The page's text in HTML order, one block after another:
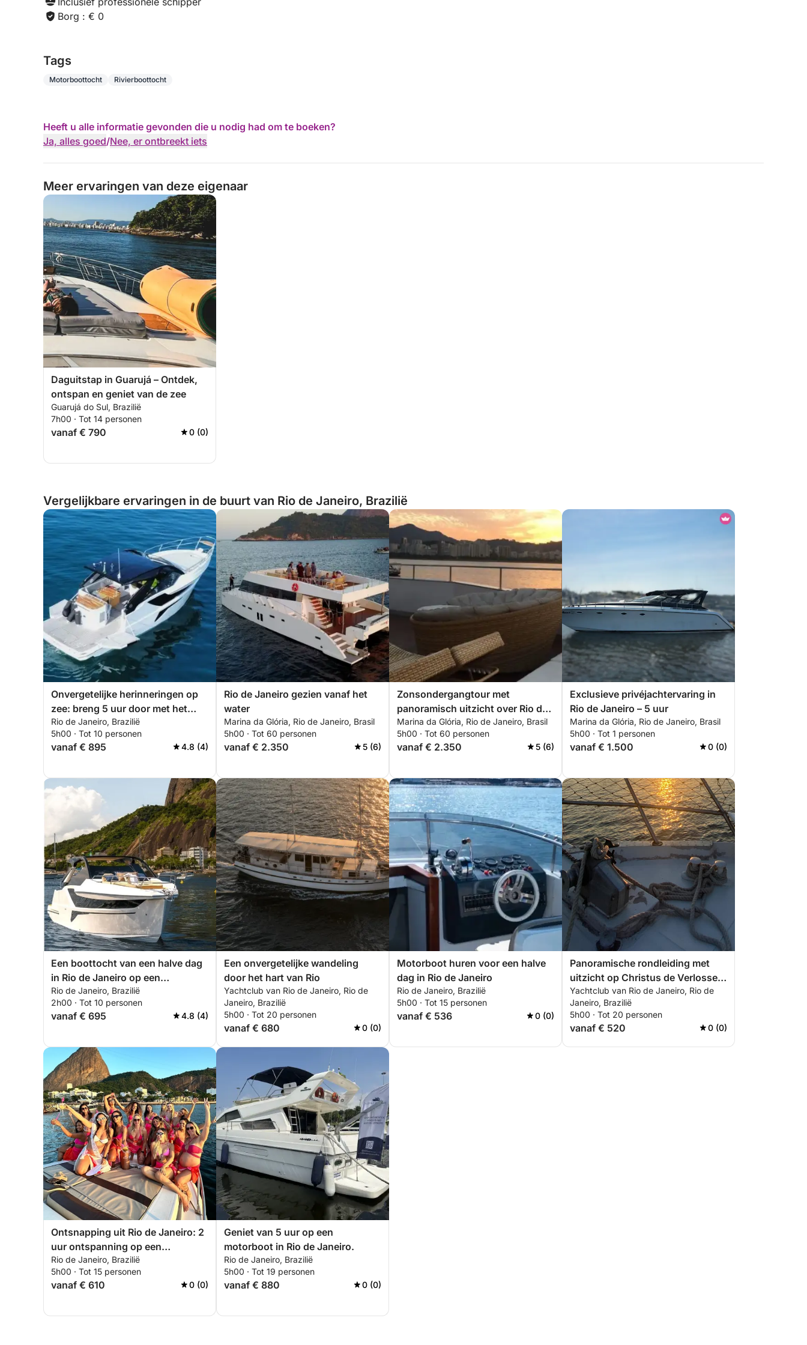
Borg : € 0
Tags
Motorboottocht Rivierboottocht
Heeft u alle informatie gevonden die u nodig had om te boeken?
Ja, alles goed/Nee, er ontbreekt iets
Meer ervaringen van deze eigenaar
Daguitstap in Guarujá – Ontdek,
ontspan en geniet van de zee
Guarujá do Sul, Brazilië
7h00 · Tot 14 personen
vanaf € 790 0 (0)
Vergelijkbare ervaringen in de buurt van Rio de Janeiro, Brazilië
Onvergetelijke herinneringen op
zee: breng 5 uur door met het
verkennen van Rio de Janeiro.
Rio de Janeiro, Brazilië
5h00 · Tot 10 personen
vanaf € 895 4.8 (4)
Rio de Janeiro gezien vanaf het
water
Marina da Glória, Rio de Janeiro, Brasil
5h00 · Tot 60 personen
vanaf € 2.350 5 (6)
Zonsondergangtour met
panoramisch uitzicht over Rio de
Janeiro (alleen voor groepen)
Marina da Glória, Rio de Janeiro, Brasil
5h00 · Tot 60 personen
vanaf € 2.350 5 (6)
Exclusieve privéjachtervaring in
Rio de Janeiro – 5 uur
Marina da Glória, Rio de Janeiro, Brasil
5h00 · Tot 1 personen
vanaf € 1.500 0 (0)
Een boottocht van een halve dag
in Rio de Janeiro op een
motorboot.
Rio de Janeiro, Brazilië
2h00 · Tot 10 personen
vanaf € 695 4.8 (4)
Een onvergetelijke wandeling
door het hart van Rio
Yachtclub van Rio de Janeiro, Rio de
Janeiro, Brazilië
5h00 · Tot 20 personen
vanaf € 680 0 (0)
Motorboot huren voor een halve
dag in Rio de Janeiro
Rio de Janeiro, Brazilië
5h00 · Tot 15 personen
vanaf € 536 0 (0)
Panoramische rondleiding met
uitzicht op Christus de Verlosser
en de Suikerbroodberg.
Yachtclub van Rio de Janeiro, Rio de
Janeiro, Brazilië
5h00 · Tot 20 personen
vanaf € 520 0 (0)
Ontsnapping uit Rio de Janeiro: 2
uur ontspanning op een
motorboot
Rio de Janeiro, Brazilië
5h00 · Tot 15 personen
vanaf € 610 0 (0)
Geniet van 5 uur op een
motorboot in Rio de Janeiro.
Rio de Janeiro, Brazilië
5h00 · Tot 19 personen
vanaf € 880 0 (0)